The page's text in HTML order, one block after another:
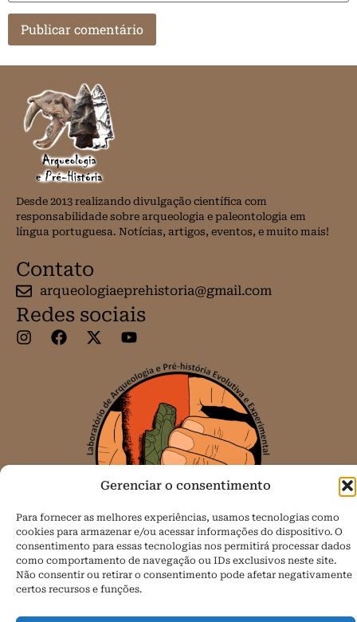
Gerenciar o consentimento
Para fornecer as melhores experiências, usamos tecnologias como
cookies para armazenar e/ou acessar informações do dispositivo. O
consentimento para essas tecnologias nos permitirá processar dados
como comportamento de navegação ou IDs exclusivos neste site.
Não consentir ou retirar o consentimento pode afetar negativamente
certos recursos e funções.
Desde 2013 realizando divulgação científica com
responsabilidade sobre arqueologia e paleontologia em
língua portuguesa. Notícias, artigos, eventos, e muito mais!
Contato
arqueologiaeprehistoria@gmail.com
Redes sociais
Todos os direitos reservados.